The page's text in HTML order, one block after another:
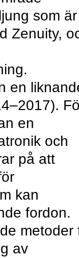
som är
Zenuity,
en
en
och
på att
kan
fordon.
metoder
av